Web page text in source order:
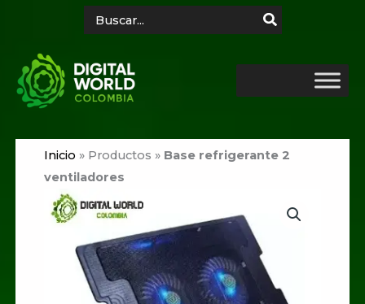
contenido
for:
Inicio » Productos » Base refrigerante 2
ventiladores
Base
refrigerante
ventiladores
cantidad